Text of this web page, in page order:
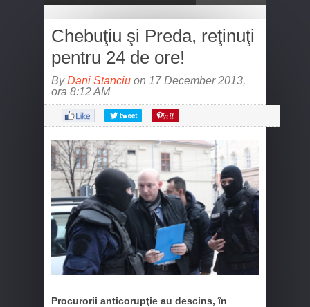
Chebuţiu şi Preda, reţinuţi
pentru 24 de ore!
ByDani Stanciu on 17 December 2013,
ora 8:12 AM
Procurorii anticorupţie au descins, în